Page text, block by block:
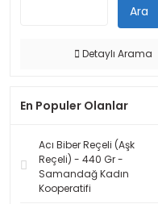
Ara
Detaylı Arama
En Populer Olanlar
Acı Biber Reçeli (Aşk
Reçeli) - 440 Gr -
Samandağ Kadın
Kooperatifi